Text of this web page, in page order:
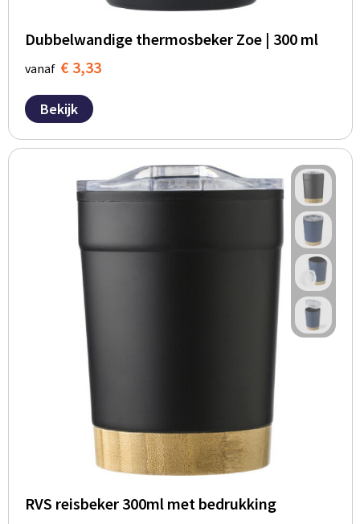
Dubbelwandige thermosbeker Zoe | 300 ml
vanaf € 3,33
Bekijk
RVS reisbeker 300ml met bedrukking